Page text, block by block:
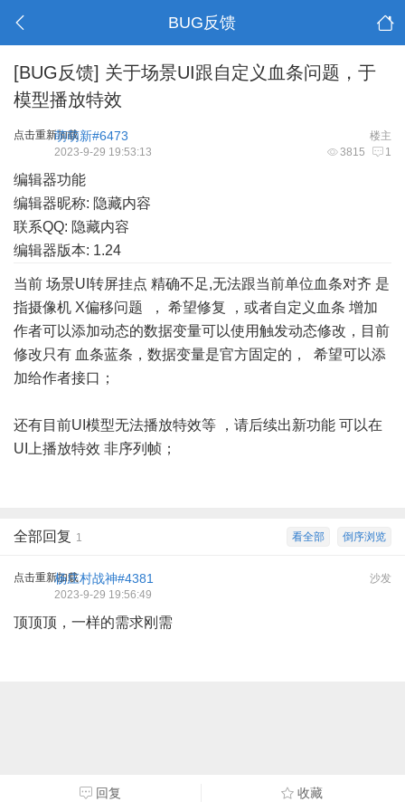
BUG反馈
[BUG反馈] 关于场景UI跟自定义血条问题，于
模型播放特效
点击重新加载 楼主
萌萌新#6473
3815 1
2023-9-29 19:53:13
编辑器功能
编辑器昵称: 隐藏内容
联系QQ: 隐藏内容
编辑器版本: 1.24
当前 场景UI转屏挂点 精确不足,无法跟当前单位血条对齐 是
指摄像机 X偏移问题 ， 希望修复 ，或者自定义血条 增加
作者可以添加动态的数据变量可以使用触发动态修改，目前
修改只有 血条蓝条，数据变量是官方固定的， 希望可以添
加给作者接口；
还有目前UI模型无法播放特效等 ，请后续出新功能 可以在
UI上播放特效 非序列帧；
倒序浏览
看全部
全部回复 1
点击重新加载 沙发
杨庄村战神#4381
2023-9-29 19:56:49
顶顶顶，一样的需求刚需
回复 收藏